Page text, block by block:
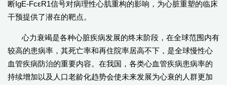
断IgE-FcεR1信号对病理性心肌重构的影响，为心脏重塑的临床
干预提供了潜在的靶点。
心力衰竭是各种心脏疾病发展的终末阶段，在全球范围内有
较高的患病率，其死亡率和再住院率居高不下，是全球慢性心
血管疾病防治的重要内容。在我国，各类心血管疾病患病率的
持续增加以及人口老龄化趋势会使未来发展为心衰的人群更加